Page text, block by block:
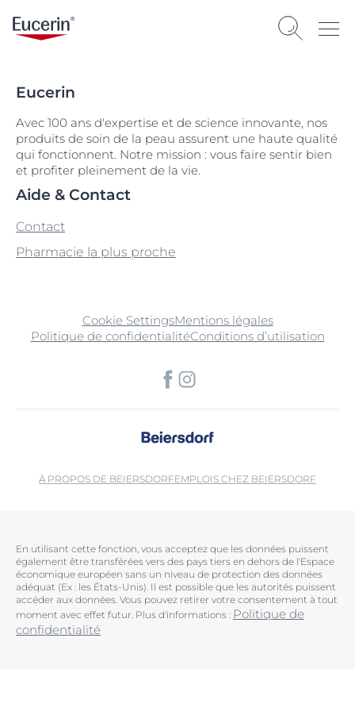
Eucerin
Avec 100 ans d'expertise et de science innovante, nos
produits de soin de la peau assurent une haute qualité
qui fonctionnent. Notre mission : vous faire sentir bien
et profiter pleinement de la vie.
Aide & Contact
Contact
Pharmacie la plus proche
Cookie SettingsMentions légales
Politique de confidentialitéConditions d’utilisation
À PROPOS DE BEIERSDORFEMPLOIS CHEZ BEIERSDORF
En utilisant cette fonction, vous acceptez que les données puissent
également être transférées vers des pays tiers en dehors de l'Espace
économique européen sans un niveau de protection des données
adéquat (Ex : les États-Unis). Il est possible que les autorités puissent
accéder aux données. Vous pouvez retirer votre consentement à tout
moment avec effet futur. Plus d'informations : Politique de
confidentialité